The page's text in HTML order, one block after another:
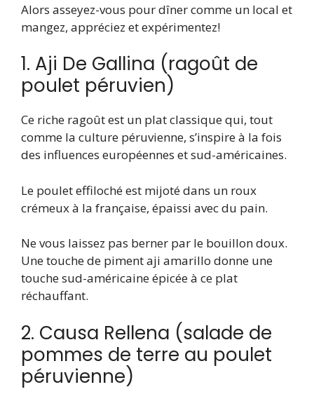
Alors asseyez-vous pour dîner comme un local et
mangez, appréciez et expérimentez!
1. Aji De Gallina (ragoût de
poulet péruvien)
Ce riche ragoût est un plat classique qui, tout
comme la culture péruvienne, s’inspire à la fois
des influences européennes et sud-américaines.
Le poulet effiloché est mijoté dans un roux
crémeux à la française, épaissi avec du pain.
Ne vous laissez pas berner par le bouillon doux.
Une touche de piment aji amarillo donne une
touche sud-américaine épicée à ce plat
réchauffant.
2. Causa Rellena (salade de
pommes de terre au poulet
péruvienne)